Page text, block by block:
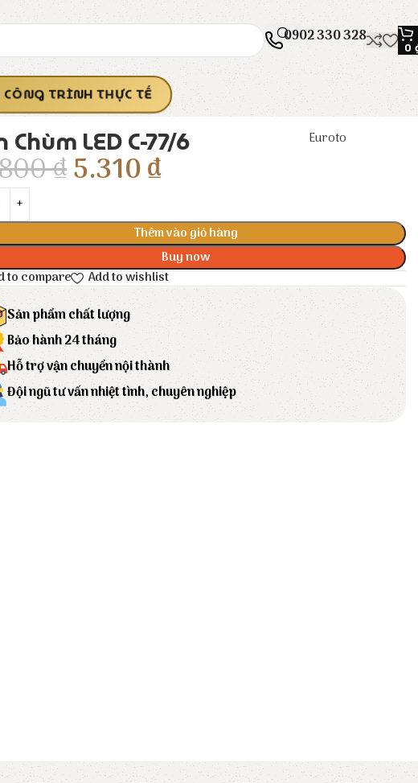
0902 330 328
0
CÔNG TRÌNH THỰC TẾ
Chùm LED C-77/6 Euroto
₫5.310₫
Thêm vào giỏ hàng
Buy now
to compare
Add to wishlist
Sản phẩm chất lượng
Bảo hành 24 tháng
Hỗ trợ vận chuyển nội thành
Đội ngũ tư vấn nhiệt tình, chuyên nghiệp